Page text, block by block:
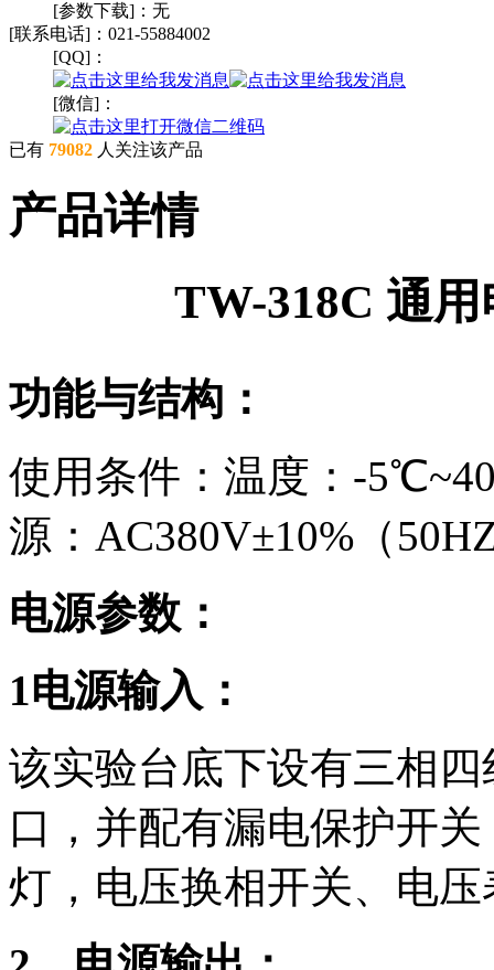
[参数下载]： 无
[联系电话]： 021-55884002
[QQ]：
[微信]：
已有 79082 人关注该产品
产品详情
TW-318C 通
功能与结构：
使用条件：温度：-
源：AC380V±10%（
电源参数：
1电源输入：
该实验台底下设有三相
口，并配有漏电保护开
灯，电压换相开关、电